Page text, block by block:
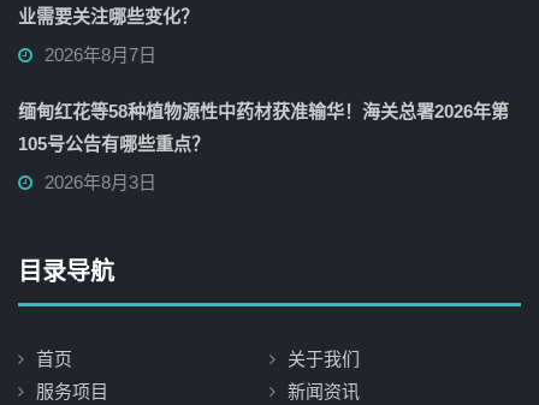
业需要关注哪些变化？
2026年8月7日
缅甸红花等58种植物源性中药材获准输华！海关总署2026年第
105号公告有哪些重点？
2026年8月3日
目录导航
首页
关于我们
服务项目
新闻资讯